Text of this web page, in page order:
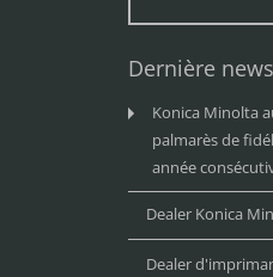
Dernière news
Konica Minolta
palmarès de
année
Dealer Konica
Dealer